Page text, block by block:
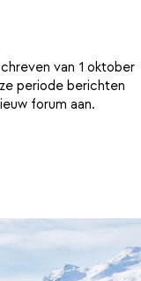
van 1 oktober
periode berichten
forum aan.